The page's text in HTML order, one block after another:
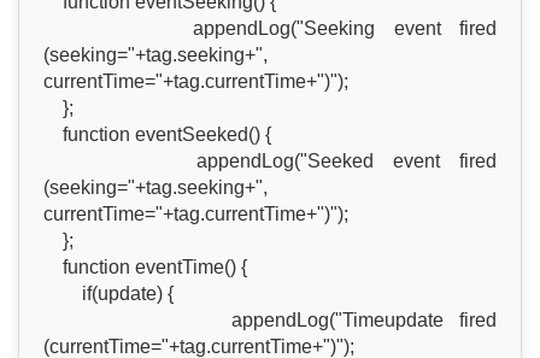
appendLog("Seeking event fired
(seeking="+tag.seeking+",
currentTime="+tag.currentTime+")");
};
function eventSeeked() {
appendLog("Seeked event fired
(seeking="+tag.seeking+",
currentTime="+tag.currentTime+")");
};
function eventTime() {
if(update) {
appendLog("Timeupdate fired
(currentTime="+tag.currentTime+")");